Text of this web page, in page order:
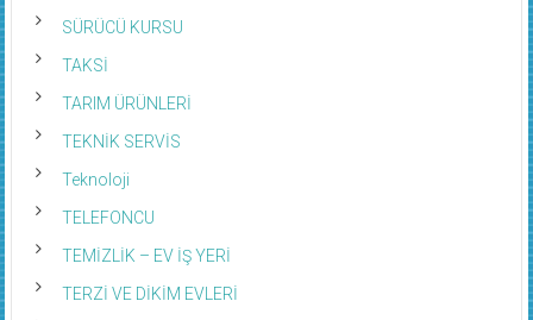
SÜRÜCÜ KURSU
TAKSİ
TARIM ÜRÜNLERİ
TEKNİK SERVİS
Teknoloji
TELEFONCU
TEMİZLİK – EV İŞ YERİ
TERZİ VE DİKİM EVLERİ